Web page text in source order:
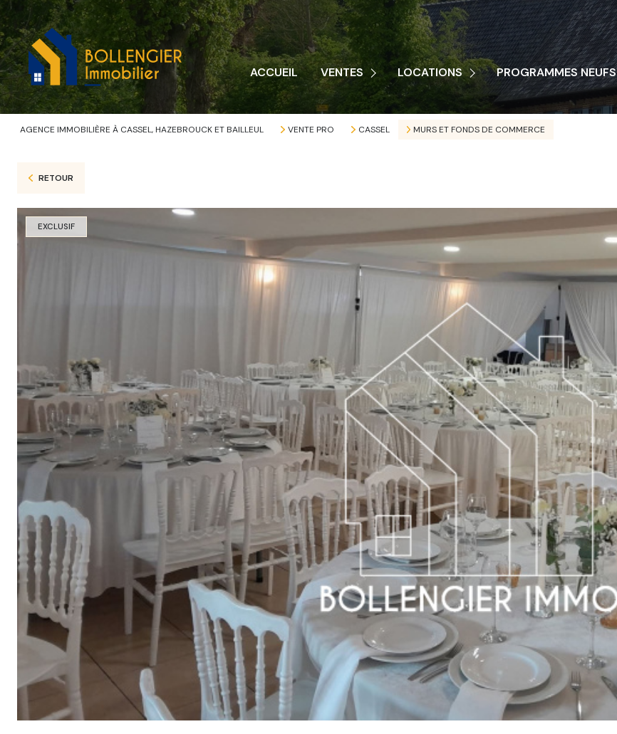
ACCUEIL VENTES
MAISONS
APPARTEMENTS
TERRAINS
AUTRES
LOCATIONS
MAISONS
APPARTEMENTS
AUTRES
PROGRAMMES NEUFS
AGENCE IMMOBILIÈRE À CASSEL, HAZEBROUCK ET BAILLEUL VENTE PRO CASSEL MURS ET FONDS DE COMMERCE
RETOUR
EXCLUSIF